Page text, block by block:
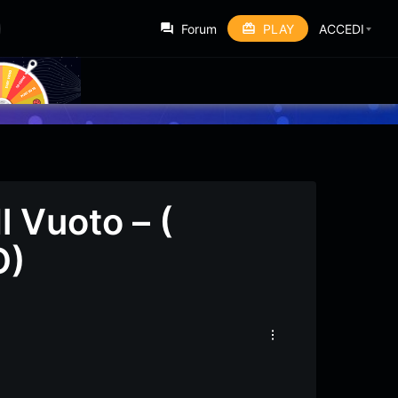
Forum PLAY ACCEDI
Vuoto – (